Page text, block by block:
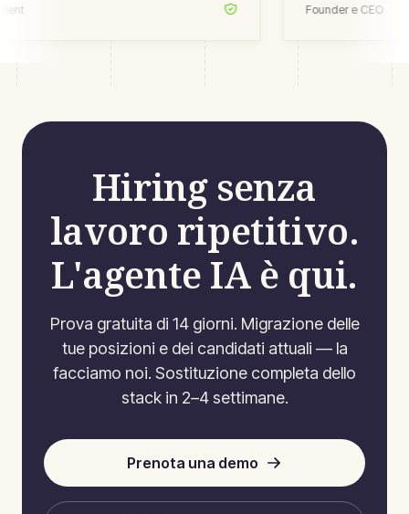
Founder e CEO
Hiring senza
lavoro ripetitivo.
L'agente IA è qui.
Prova gratuita di 14 giorni. Migrazione delle
tue posizioni e dei candidati attuali — la
facciamo noi. Sostituzione completa dello
stack in 2–4 settimane.
Prenota una demo